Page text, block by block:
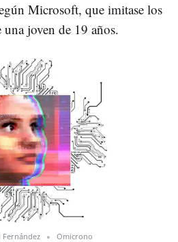
Microsoft, que imitase los
joven de 19 años.
Fernández Omicrono